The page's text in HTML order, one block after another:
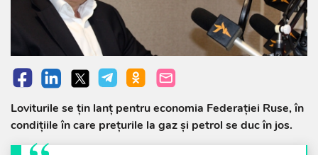
Loviturile se țin lanț pentru economia Federației Ruse, în
condițiile în care prețurile la gaz și petrol se duc în jos.